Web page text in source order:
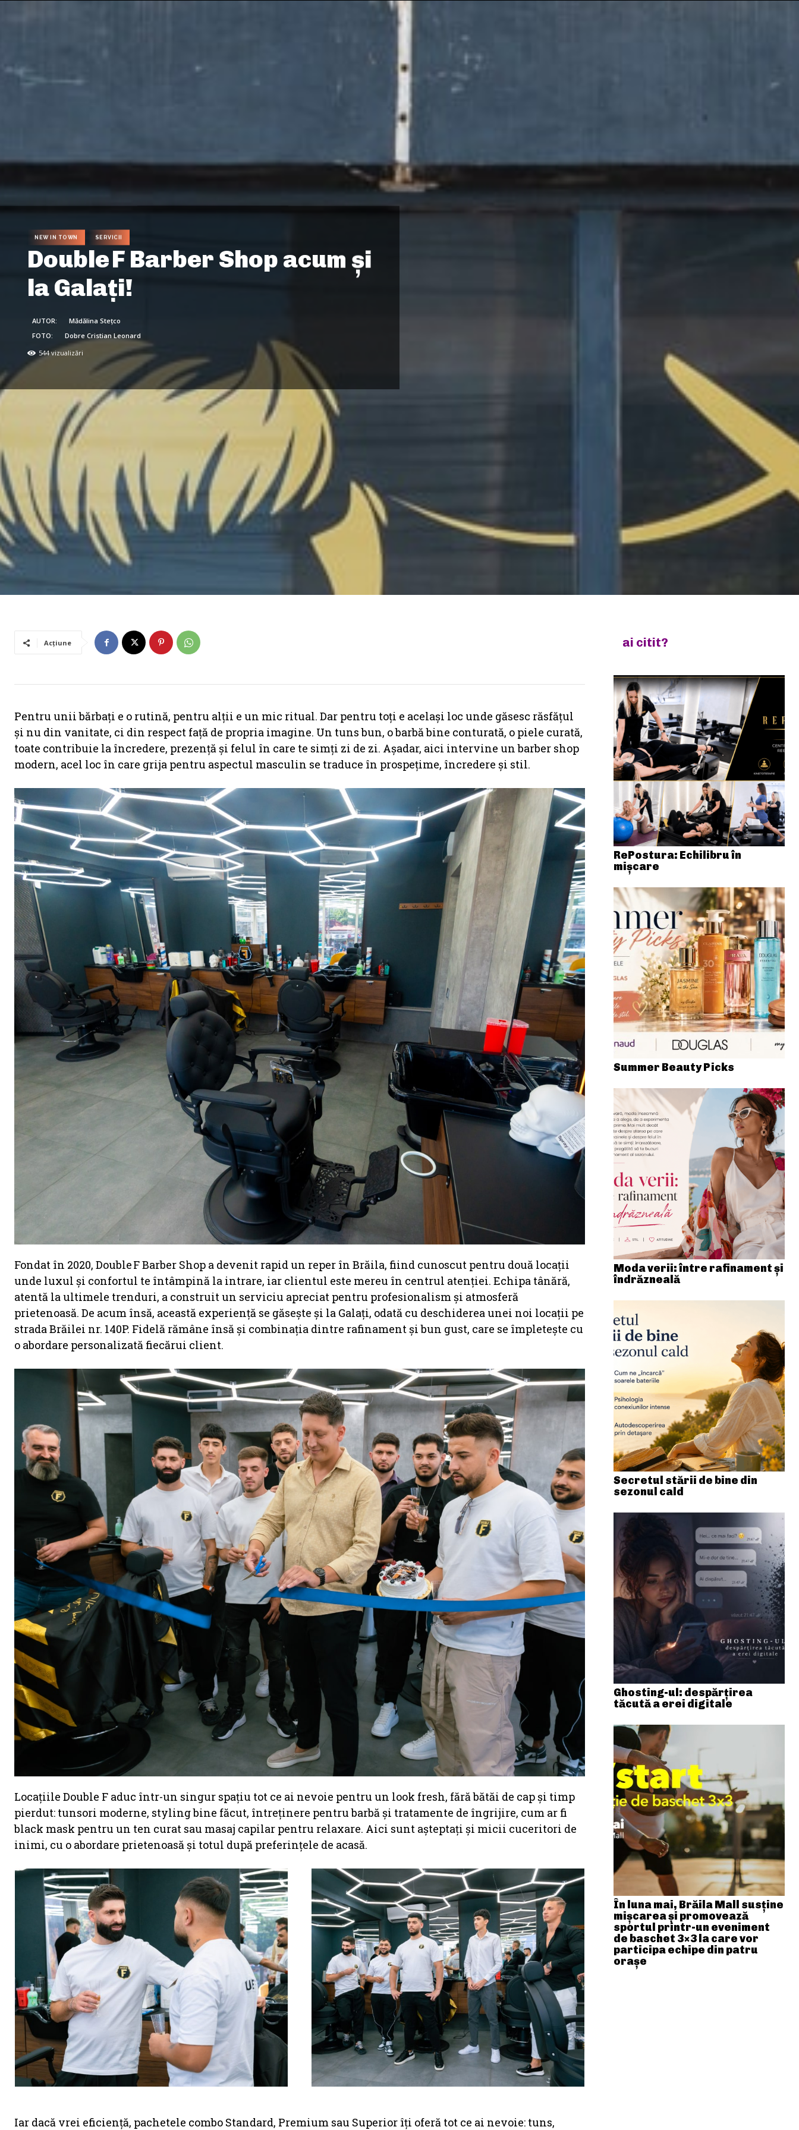
NEW IN TOWN SERVICII
Double F Barber Shop acum și
la Galați!
AUTOR:
Mădălina Stețco
FOTO:
Dobre Cristian Leonard
544vizualizări
Acțiune
Pentru unii bărbați e o rutină, pentru alții e un mic ritual. Dar pentru toți e același loc unde găsesc răsfățul
și nu din vanitate, ci din respect față de propria imagine. Un tuns bun, o barbă bine conturată, o piele curată,
toate contribuie la încredere, prezență și felul în care te simți zi de zi. Așadar, aici intervine un barber shop
modern, acel loc în care grija pentru aspectul masculin se traduce în prospețime, încredere și stil.
Fondat în 2020, Double F Barber Shop a devenit rapid un reper în Brăila, fiind cunoscut pentru două locații
unde luxul și confortul te întâmpină la intrare, iar clientul este mereu în centrul atenției. Echipa tânără,
atentă la ultimele trenduri, a construit un serviciu apreciat pentru profesionalism și atmosferă
prietenoasă. De acum însă, această experiență se găsește și la Galați, odată cu deschiderea unei noi locații pe
strada Brăilei nr. 140P. Fidelă rămâne însă și combinația dintre rafinament și bun gust, care se împletește cu
o abordare personalizată fiecărui client.
Locațiile Double F aduc într-un singur spațiu tot ce ai nevoie pentru un look fresh, fără bătăi de cap și timp
pierdut: tunsori moderne, styling bine făcut, întreținere pentru barbă și tratamente de îngrijire, cum ar fi
black mask pentru un ten curat sau masaj capilar pentru relaxare. Aici sunt așteptați și micii cuceritori de
inimi, cu o abordare prietenoasă și totul după preferințele de acasă.
Iar dacă vrei eficiență, pachetele combo Standard, Premium sau Superior îți oferă tot ce ai nevoie: tuns,
ai citit?
RePostura: Echilibru în
mișcare
Summer Beauty Picks
Moda verii: între rafinament și
îndrăzneală
Secretul stării de bine din
sezonul cald
Ghosting-ul: despărțirea
tăcută a erei digitale
În luna mai, Brăila Mall susține
mişcarea și promovează
sportul printr-un eveniment
de baschet 3×3 la care vor
participa echipe din patru
orașe